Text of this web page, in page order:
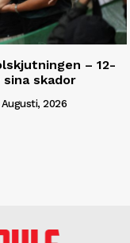
– 12-
skador
2026